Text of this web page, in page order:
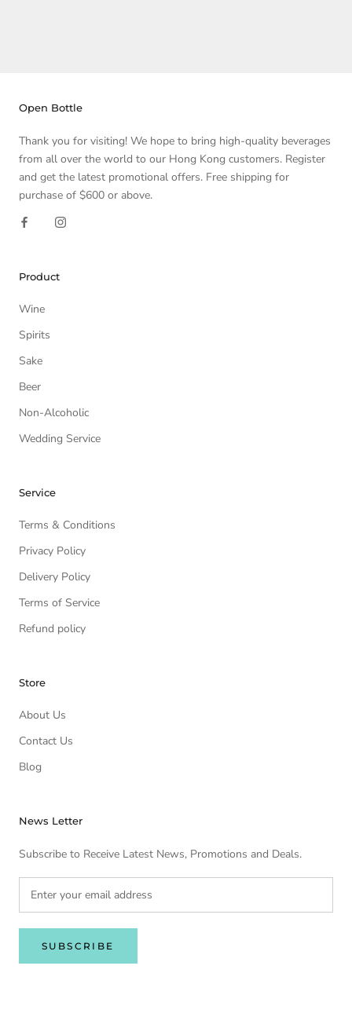
Open Bottle
Thank you for visiting! We hope to bring high-quality beverages
from all over the world to our Hong Kong customers. Register
and get the latest promotional offers. Free shipping for
purchase of $600 or above.
Product
Wine
Spirits
Sake
Beer
Non-Alcoholic
Wedding Service
Service
Terms & Conditions
Privacy Policy
Delivery Policy
Terms of Service
Refund policy
Store
About Us
Contact Us
Blog
News Letter
Subscribe to Receive Latest News, Promotions and Deals.
SUBSCRIBE